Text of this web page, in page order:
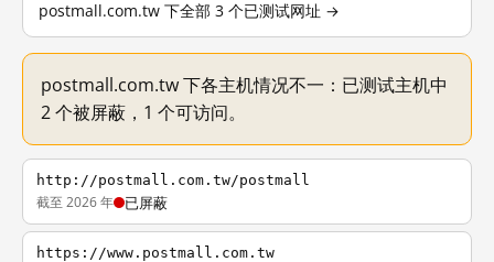
postmall.com.tw 下全部 3 个已测试网址 →
postmall.com.tw 下各主机情况不一：已测试主机中
2 个被屏蔽，1 个可访问。
http://postmall.com.tw/postmall
截至 2026 年 已屏蔽
https://www.postmall.com.tw